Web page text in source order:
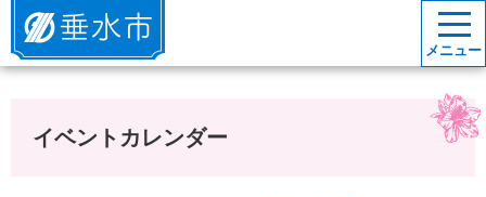
垂水市
メニュー
イベントカレンダー